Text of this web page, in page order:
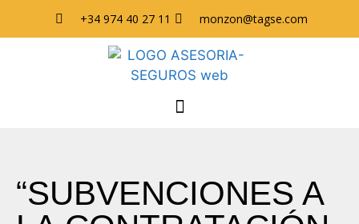
+34 974 40 27 11 monzon@tagse.com
“SUBVENCIONES A